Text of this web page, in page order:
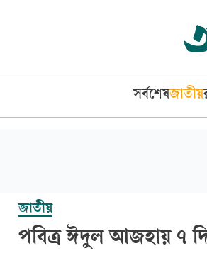
সর্বশেষজাতীয়
জাতীয়
পবিত্র ঈদুল আজহায় ৭